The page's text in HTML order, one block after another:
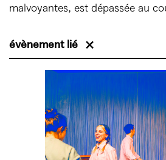
malvoyantes, est dépassée au
évènement lié